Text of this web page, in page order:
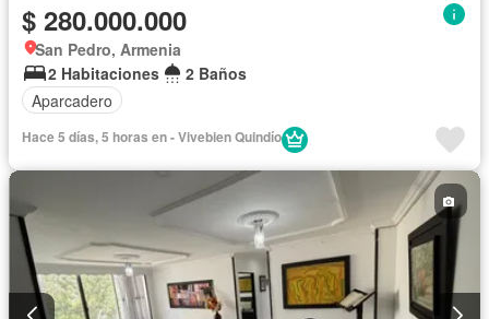
$ 280.000.000
San Pedro, Armenia
2 Habitaciones
2 Baños
Aparcadero
Hace 5 días, 5 horas en - Vivebien Quindío